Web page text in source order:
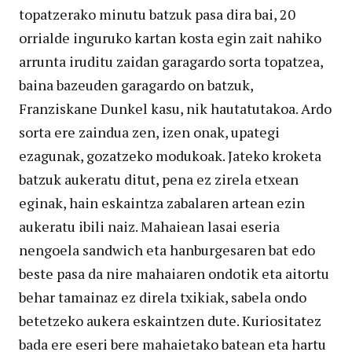
topatzerako minutu batzuk pasa dira bai, 20
orrialde inguruko kartan kosta egin zait nahiko
arrunta iruditu zaidan garagardo sorta topatzea,
baina bazeuden garagardo on batzuk,
Franziskane Dunkel kasu, nik hautatutakoa. Ardo
sorta ere zaindua zen, izen onak, upategi
ezagunak, gozatzeko modukoak. Jateko kroketa
batzuk aukeratu ditut, pena ez zirela etxean
eginak, hain eskaintza zabalaren artean ezin
aukeratu ibili naiz. Mahaiean lasai eseria
nengoela sandwich eta hanburgesaren bat edo
beste pasa da nire mahaiaren ondotik eta aitortu
behar tamainaz ez direla txikiak, sabela ondo
betetzeko aukera eskaintzen dute. Kuriositatez
bada ere eseri bere mahaietako batean eta hartu